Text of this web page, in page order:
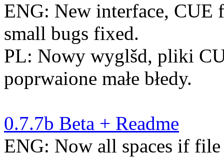
ENG: New interface, CUE
small bugs fixed.
PL: Nowy wyglšd, pliki
poprwaione małe błedy.
0.7.7b Beta + Readme
ENG: Now all spaces if